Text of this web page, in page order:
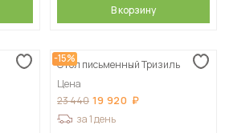
В корзину
-15%
Стол письменный Тризиль
Цена
23 440 19 920
за 1 день